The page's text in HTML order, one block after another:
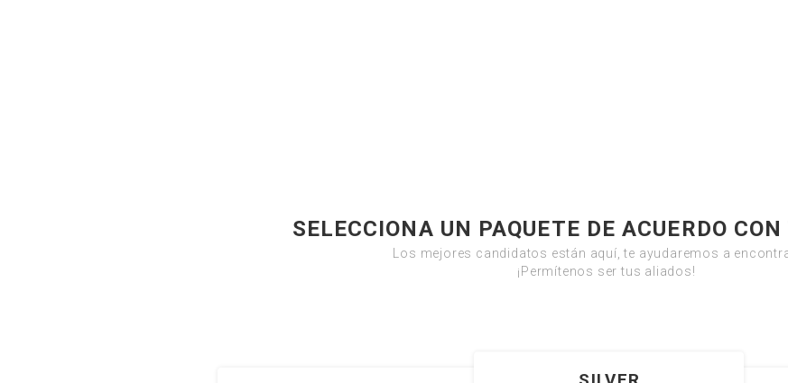
SELECCIONA UN PAQUETE DE ACUERDO
Los mejores candidatos están aquí, te ayudaremos a
¡Permítenos ser tus aliados!